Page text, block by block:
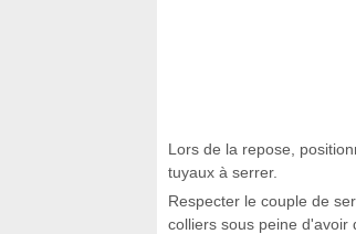
Lors de la repose,
tuyaux à serrer.
Respecter le couple de
colliers sous peine d'avoir